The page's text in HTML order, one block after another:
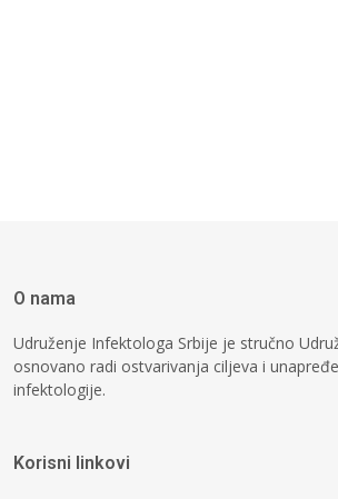
O nama
Udruženje Infektologa Srbije je stručno
osnovano radi ostvarivanja ciljeva i
infektologije.
Korisni linkovi